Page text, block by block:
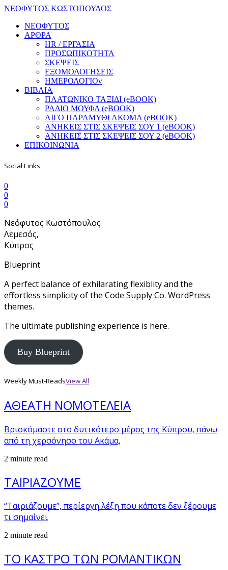
ΝΕΟΦΥΤΟΣ ΚΩΣΤΟΠΟΥΛΟΣ
ΝΕΟΦΥΤΟΣ
ΑΡΘΡΑ
HR / ΕΡΓΑΣΙΑ
ΠΡΟΣΩΠΙΚΟΤΗΤΑ
ΣΚΕΨΕΙΣ
ΕΞΟΜΟΛΟΓΗΣΕΙΣ
ΗΜΕΡΟΛΟΓΙΟν
ΒΙΒΛΙΑ
ΠΛΑΤΩΝΙΚΟ ΤΑΞΙΔΙ (eBOOK)
ΡΑΔΙΟ ΜΟΥΦΑ (eBOOK)
ΛΙΓΟ ΠΑΡΑΜΥΘΙ ΑΚΟΜΑ (eBOOK)
ΑΝΗΚΕΙΣ ΣΤΙΣ ΣΚΕΨΕΙΣ ΣΟΥ 1 (eBOOK)
ΑΝΗΚΕΙΣ ΣΤΙΣ ΣΚΕΨΕΙΣ ΣΟΥ 2 (eBOOK)
ΕΠΙΚΟΙΝΩΝΙΑ
Social Links
0
0
0
Νεόφυτος Κωστόπουλος
Λεμεσός,
Κύπρος
Blueprint
A perfect balance of exhilarating flexiblity and the
effortless simplicity of the Code Supply Co. WordPress
themes.
The ultimate publishing experience is here.
Buy Blueprint
Weekly Must-ReadsView All
ΑΘΕΑΤΗ ΝΟΜΟΤΕΛΕΙΑ
Βρισκόμαστε στο δυτικότερο μέρος της Κύπρου, πάνω
από τη χερσόνησο του Ακάμα,
2 minute read
ΤΑΙΡΙΑΖΟΥΜΕ
“Ταιριάζουμε”, περίεργη λέξη που κάποτε δεν ξέρουμε
τι σημαίνει
2 minute read
ΤΟ ΚΑΣΤΡΟ ΤΩΝ ΡΟΜΑΝΤΙΚΩΝ